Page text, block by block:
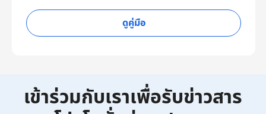
ดูคู่มือ
เข้าร่วมกับเราเพื่อรับข่าวสาร